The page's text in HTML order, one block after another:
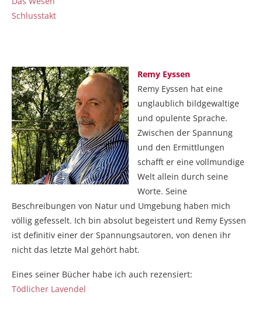
Schlusstakt
Remy Eyssen
Remy Eyssen hat eine
unglaublich bildgewaltige
und opulente Sprache.
Zwischen der Spannung
und den Ermittlungen
schafft er eine vollmundige
Welt allein durch seine
Worte. Seine
Beschreibungen von Natur und Umgebung haben mich
völlig gefesselt. Ich bin absolut begeistert und Remy Eyssen
ist definitiv einer der Spannungsautoren, von denen ihr
nicht das letzte Mal gehört habt.
Eines seiner Bücher habe ich auch rezensiert:
Tödlicher Lavendel